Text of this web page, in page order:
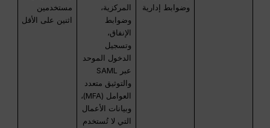
وضوابط إدارية
المركزية،
وضوابط
الإنفاق،
وتسجيل
الدخول الموحد
عبر SAML
والتوثيق متعدد
العوامل (MFA)،
وبيانات الأعمال
التي لا تُستخدم
مستخدمين
اثنين على الأقل